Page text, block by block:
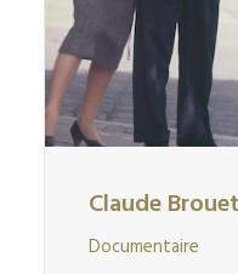
Claude
Documentaire